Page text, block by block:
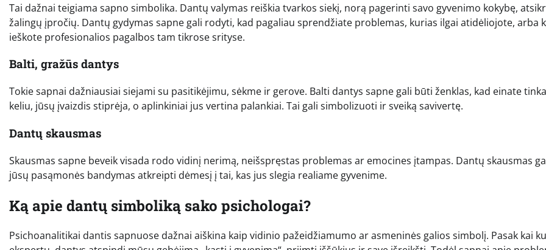
Tai dažnai teigiama sapno simbolika. Dantų valymas reiškia tvarkos siekį, norą pagerinti savo gyvenimo kokybę,
žalingų įpročių. Dantų gydymas sapne gali rodyti, kad pagaliau sprendžiate problemas, kurias ilgai atidėliojote, arba
ieškote profesionalios pagalbos tam tikrose srityse.
Balti, gražūs dantys
Tokie sapnai dažniausiai siejami su pasitikėjimu, sėkme ir gerove. Balti dantys sapne gali būti ženklas, kad einate
keliu, jūsų įvaizdis stiprėja, o aplinkiniai jus vertina palankiai. Tai gali simbolizuoti ir sveiką savivertę.
Dantų skausmas
Skausmas sapne beveik visada rodo vidinį nerimą, neišspręstas problemas ar emocines įtampas. Dantų skausmas
jūsų pasąmonės bandymas atkreipti dėmesį į tai, kas jus slegia realiame gyvenime.
Ką apie dantų simboliką sako psichologai?
Psichoanalitikai dantis sapnuose dažnai aiškina kaip vidinio pažeidžiamumo ar asmeninės galios simbolį. Pasak kai